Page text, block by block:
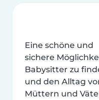
Eine schöne und
sichere
Babysitter zu
und den Alltag
Müttern und